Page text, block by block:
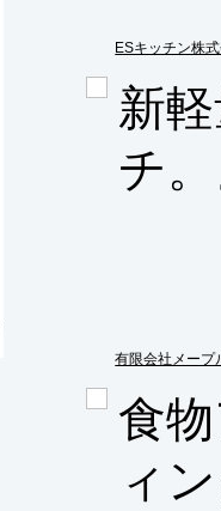
ESキッチン株
新
チ。
有限会社メープ
食
ィ